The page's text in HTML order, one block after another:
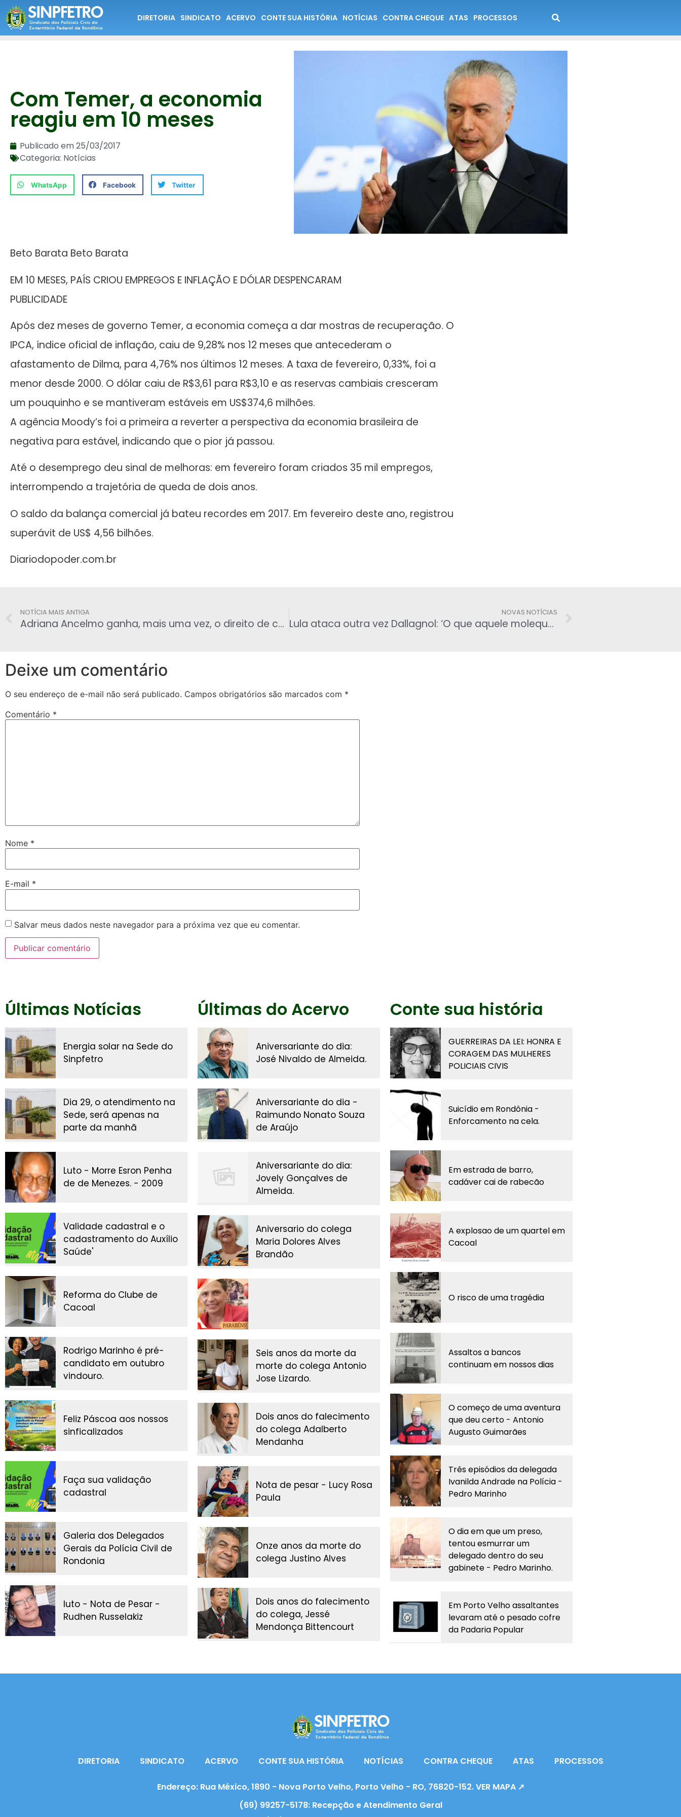
DIRETORIA SINDICATO ACERVO CONTE SUA HISTÓRIA NOTÍCIAS CONTRA CHEQUE ATAS PROCESSOS
Com Temer, a economia
reagiu em 10 meses
Publicado em25/03/2017
Categoria: Notícias
WhatsApp Facebook Twitter
Beto Barata Beto Barata
EM 10 MESES, PAÍS CRIOU EMPREGOS E INFLAÇÃO E DÓLAR DESPENCARAM
PUBLICIDADE
Após dez meses de governo Temer, a economia começa a dar mostras de recuperação. O
IPCA, índice oficial de inflação, caiu de 9,28% nos 12 meses que antecederam o
afastamento de Dilma, para 4,76% nos últimos 12 meses. A taxa de fevereiro, 0,33%, foi a
menor desde 2000. O dólar caiu de R$3,61 para R$3,10 e as reservas cambiais cresceram
um pouquinho e se mantiveram estáveis em US$374,6 milhões.
A agência Moody’s foi a primeira a reverter a perspectiva da economia brasileira de
negativa para estável, indicando que o pior já passou.
Até o desemprego deu sinal de melhoras: em fevereiro foram criados 35 mil empregos,
interrompendo a trajetória de queda de dois anos.
O saldo da balança comercial já bateu recordes em 2017. Em fevereiro deste ano, registrou
superávit de US$ 4,56 bilhões.
Diariodopoder.com.br
NOTÍCIA MAIS ANTIGA
Adriana Ancelmo ganha, mais uma vez, o direito de cumprir prisão domiciliar
NOVAS NOTÍCIAS
Lula ataca outra vez Dallagnol: ‘O que aquele moleque conhece de política?
Deixe um comentário
O seu endereço de e-mail não será publicado. Campos obrigatórios são marcados com *
Comentário *
Nome *
E-mail *
Salvar meus dados neste navegador para a próxima vez que eu comentar.
Últimas Notícias
Energia solar na Sede do
Sinpfetro
Dia 29, o atendimento na
Sede, será apenas na
parte da manhã
Luto - Morre Esron Penha
de de Menezes. - 2009
Validade cadastral e o
cadastramento do Auxílio
Saúde'
Reforma do Clube de
Cacoal
Rodrigo Marinho é pré-
candidato em outubro
vindouro.
Feliz Páscoa aos nossos
sinficalizados
Faça sua validação
cadastral
Galeria dos Delegados
Gerais da Polícia Civil de
Rondonia
luto - Nota de Pesar -
Rudhen Russelakiz
Últimas do Acervo
Aniversariante do dia:
José Nivaldo de Almeida.
Aniversariante do dia -
Raimundo Nonato Souza
de Araújo
Aniversariante do dia:
Jovely Gonçalves de
Almeida.
Aniversario do colega
Maria Dolores Alves
Brandão
Seis anos da morte da
morte do colega Antonio
Jose Lizardo.
Dois anos do falecimento
do colega Adalberto
Mendanha
Nota de pesar - Lucy Rosa
Paula
Onze anos da morte do
colega Justino Alves
Dois anos do falecimento
do colega, Jessé
Mendonça Bittencourt
Conte sua história
GUERREIRAS DA LEI: HONRA E
CORAGEM DAS MULHERES
POLICIAIS CIVIS
Suicídio em Rondônia -
Enforcamento na cela.
Em estrada de barro,
cadáver cai de rabecão
A explosao de um quartel em
Cacoal
O risco de uma tragédia
Assaltos a bancos
continuam em nossos dias
O começo de uma aventura
que deu certo - Antonio
Augusto Guimarães
Três episódios da delegada
Ivanilda Andrade na Polícia -
Pedro Marinho
O dia em que um preso,
tentou esmurrar um
delegado dentro do seu
gabinete - Pedro Marinho.
Em Porto Velho assaltantes
levaram até o pesado cofre
da Padaria Popular
DIRETORIA SINDICATO ACERVO CONTE SUA HISTÓRIA NOTÍCIAS CONTRA CHEQUE ATAS PROCESSOS
Endereço: Rua México, 1890 - Nova Porto Velho, Porto Velho - RO, 76820-152. VER MAPA ➚
(69) 99257-5178: Recepção e Atendimento Geral